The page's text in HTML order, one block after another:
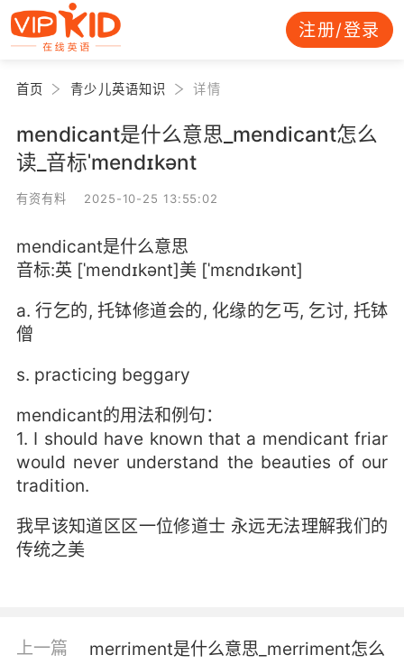
注册/登录
首页 青少儿英语知识 详情
mendicant是什么意思_mendicant怎么
读_音标ˈmendɪkənt
有资有料 2025-10-25 13:55:02
mendicant是什么意思
音标:英 [ˈmendɪkənt]美 [ˈmɛndɪkənt]
a. 行乞的, 托钵修道会的, 化缘的乞丐, 乞讨, 托钵
僧
s. practicing beggary
mendicant的用法和例句：
1. I should have known that a mendicant friar
would never understand the beauties of our
tradition.
我早该知道区区一位修道士 永远无法理解我们的
传统之美
上一篇
merriment是什么意思_merriment怎么